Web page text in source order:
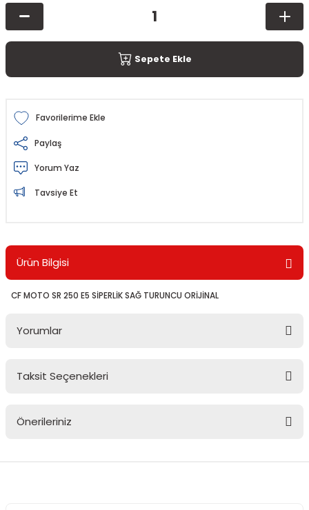
Sepete Ekle
Paylaş
Yorum Yaz
Tavsiye Et
Ürün Bilgisi
CF MOTO SR 250 E5 SİPERLİK SAĞ TURUNCU ORİJİNAL
Yorumlar
Taksit Seçenekleri
Önerileriniz